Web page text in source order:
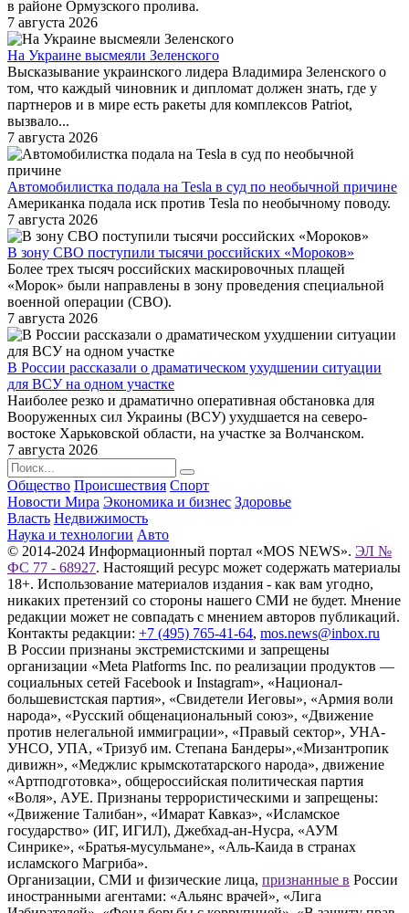
в районе Ормузского пролива.
7 августа 2026
На Украине высмеяли Зеленского
Высказывание украинского лидера Владимира Зеленского о
том, что каждый чиновник и дипломат должен знать, где у
партнеров и в мире есть ракеты для комплексов Patriot,
вызвало...
7 августа 2026
Автомобилистка подала на Tesla в суд по необычной причине
Американка подала иск против Tesla по необычному поводу.
7 августа 2026
В зону СВО поступили тысячи российских «Мороков»
Более трех тысяч российских маскировочных плащей
«Морок» были направлены в зону проведения специальной
военной операции (СВО).
7 августа 2026
В России рассказали о драматическом ухудшении ситуации
для ВСУ на одном участке
Наиболее резко и драматично оперативная обстановка для
Вооруженных сил Украины (ВСУ) ухудшается на северо-
востоке Харьковской области, на участке за Волчанском.
7 августа 2026
Общество Происшествия Спорт
Новости Мира Экономика и бизнес Здоровье
Власть Недвижимость
Наука и технологии Авто
© 2014-2024 Информационный портал «MOS NEWS». ЭЛ №
ФС 77 - 68927. Настоящий ресурс может содержать материалы
18+. Использование материалов издания - как вам угодно,
никаких претензий со стороны нашего СМИ не будет. Мнение
редакции может не совпадать с мнением авторов публикаций.
Контакты редакции: +7 (495) 765-41-64, mos.news@inbox.ru
В России признаны экстремистскими и запрещены
организации «Meta Platforms Inc. по реализации продуктов —
социальных сетей Facebook и Instagram», «Национал-
большевистская партия», «Свидетели Иеговы», «Армия воли
народа», «Русский общенациональный союз», «Движение
против нелегальной иммиграции», «Правый сектор», УНА-
УНСО, УПА, «Тризуб им. Степана Бандеры»,«Мизантропик
дивижн», «Меджлис крымскотатарского народа», движение
«Артподготовка», общероссийская политическая партия
«Воля», АУЕ. Признаны террористическими и запрещены:
«Движение Талибан», «Имарат Кавказ», «Исламское
государство» (ИГ, ИГИЛ), Джебхад-ан-Нусра, «АУМ
Синрике», «Братья-мусульмане», «Аль-Каида в странах
исламского Магриба».
Организации, СМИ и физические лица, признанные в России
иностранными агентами: «Альянс врачей», «Лига